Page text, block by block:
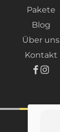
Pakete
Blog
Über uns
Kontakt